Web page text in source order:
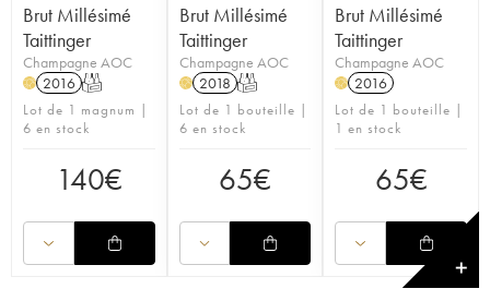
Brut Millésimé
Taittinger
Champagne AOC
H 2016 T
Lot de 1 magnum |
6 en stock
140€
Brut Millésimé
Taittinger
Champagne AOC
H 2018 T
Lot de 1 bouteille |
6 en stock
65€
Brut Millésimé
Taittinger
Champagne AOC
H 2016
Lot de 1 bouteille |
1 en stock
65€
✕